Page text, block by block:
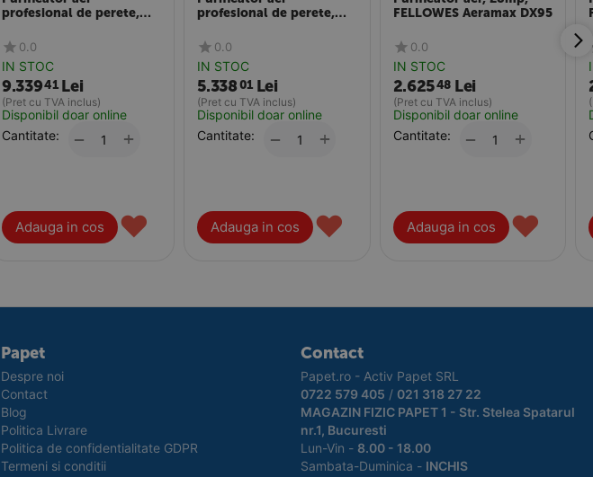
profesional de perete,
Aeramax Pro AM IV
PureView
0.0
IN STOC
9.33941 Lei
(Pret cu TVA inclus)
Disponibil doar online
Cantitate:
+
−
Adauga in cos ♥
profesional de perete,
Aeramax Pro AM III
0.0
IN STOC
5.33801 Lei
(Pret cu TVA inclus)
Disponibil doar online
Cantitate:
+
−
Adauga in cos ♥
FELLOWES Aeramax DX95
0.0
IN STOC
2.62548 Lei
(Pret cu TVA inclus)
Disponibil doar online
Cantitate:
+
−
Adauga in cos ♥
Papet
Despre noi
Contact
Blog
Politica Livrare
Politica de confidentialitate GDPR
Termeni si conditii
Contact
Papet.ro - Activ Papet SRL
0722 579 405 / 021 318 27 22
MAGAZIN FIZIC PAPET 1 - Str. Stelea Spatarul
nr.1, Bucuresti
Lun-Vin - 8.00 - 18.00
Sambata-Duminica - INCHIS